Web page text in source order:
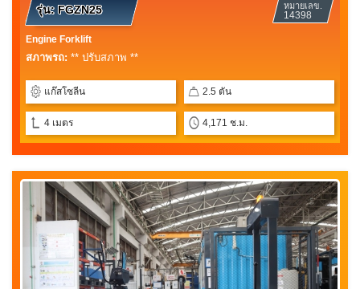
หมายเลข.
14398
รุ่น: FGZN25
Engine Forklift
สภาพรถ: ** ปรับสภาพ **
แก๊สโซลีน 2.5 ตัน
4 เมตร 4,171 ช.ม.